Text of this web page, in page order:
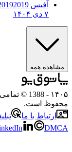
آفیس 2019 2019 Microsoft Office 2019 Pro Plus v
۷ دی ۱۴۰۴
مشاهده همه
۱۴۰۵
- 1388 ©
محفوظ است.
ارتباط با ما
DMCA